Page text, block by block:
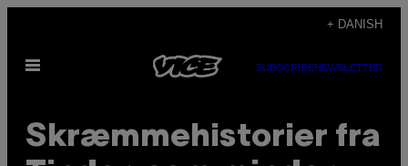
indhold
+ DANISH
Åbn
SUBSCRIBENEWSLETTER
Skræmmehistorier fra